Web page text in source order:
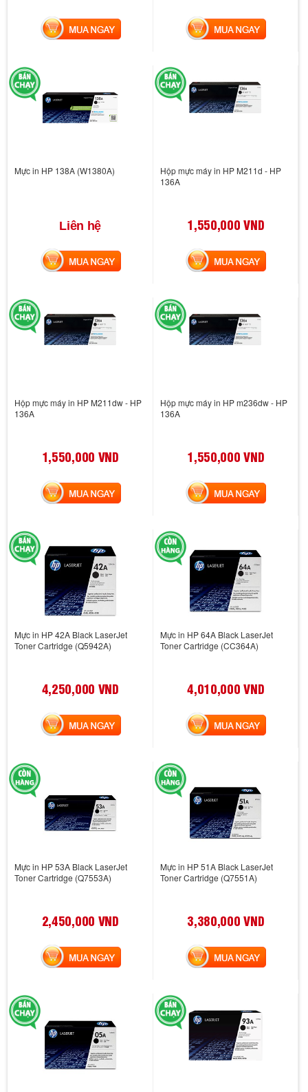
MUA NGAY MUA NGAY
Mực in HP 138A (W1380A)
Liên hệ
MUA NGAY
Hộp mực máy in HP M211d - HP
136A
1,550,000 VND
MUA NGAY
Hộp mực máy in HP M211dw - HP
136A
1,550,000 VND
MUA NGAY
Hộp mực máy in HP m236dw - HP
136A
1,550,000 VND
MUA NGAY
Mực in HP 42A Black LaserJet
Toner Cartridge (Q5942A)
4,250,000 VND
MUA NGAY
Mực in HP 64A Black LaserJet
Toner Cartridge (CC364A)
4,010,000 VND
MUA NGAY
Mực in HP 53A Black LaserJet
Toner Cartridge (Q7553A)
2,450,000 VND
MUA NGAY
Mực in HP 51A Black LaserJet
Toner Cartridge (Q7551A)
3,380,000 VND
MUA NGAY